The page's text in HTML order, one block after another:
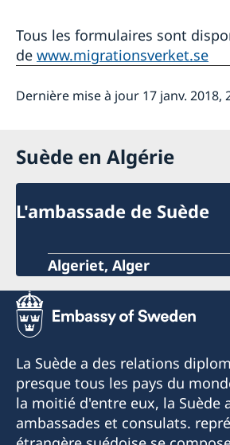
Tous les formulaires sont
de www.migrationsverket.se
Dernière mise à jour 17 janv. 2018,
Suède en Algérie
L'ambassade de Suède
Algeriet, Alger
La Suède a des relations
presque tous les pays du
la moitié d'entre eux, la Suède
ambassades et consulats.